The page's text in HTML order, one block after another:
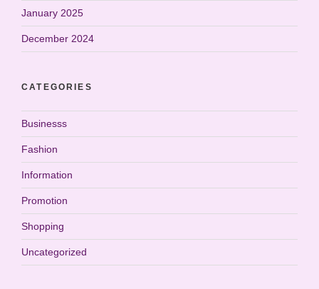
January 2025
December 2024
CATEGORIES
Businesss
Fashion
Information
Promotion
Shopping
Uncategorized